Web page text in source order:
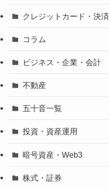
クレジットカード・決済
コラム
ビジネス・企業・会計
不動産
五十音一覧
投資・資産運用
暗号資産・Web3
株式・証券